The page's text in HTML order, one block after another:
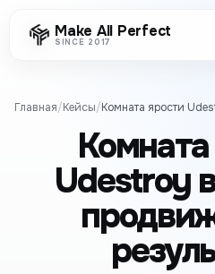
Make All Perfect
SINCE 2017
Главная/Кейсы/
Udestroy